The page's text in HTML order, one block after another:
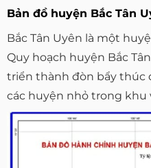
Bản đồ huyện Bắc Tân
Bắc Tân Uyên là một
Quy hoạch huyện Bắc
triển thành đòn bẩy thúc
các huyện nhỏ trong khu